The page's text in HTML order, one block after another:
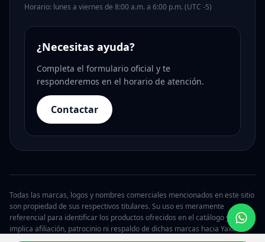
Horario: lunes a viernes de 8:00 a.m. a 6:00 p.m. (UTC -5)
¿Necesitas ayuda?
Completa el formulario oficial y te
responderemos en el horario de atención.
Contactar
Todas las marcas, logos y nombres comerciales mencionados en este sitio
son propiedad de sus respectivos titulares. Su uso es meramente
referencial para identificar los productos ofrecidos en el catálogo y no
implica afiliación, patrocinio ni respaldo de dichas marcas hacia Yaxa.